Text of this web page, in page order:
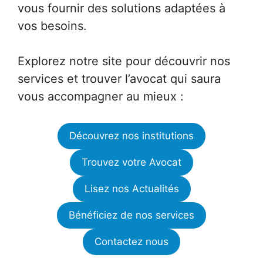
vous fournir des solutions adaptées à
vos besoins.
Explorez notre site pour découvrir nos
services et trouver l’avocat qui saura
vous accompagner au mieux :
Découvrez nos institutions
Trouvez votre Avocat
Lisez nos Actualités
Bénéficiez de nos services
Contactez nous